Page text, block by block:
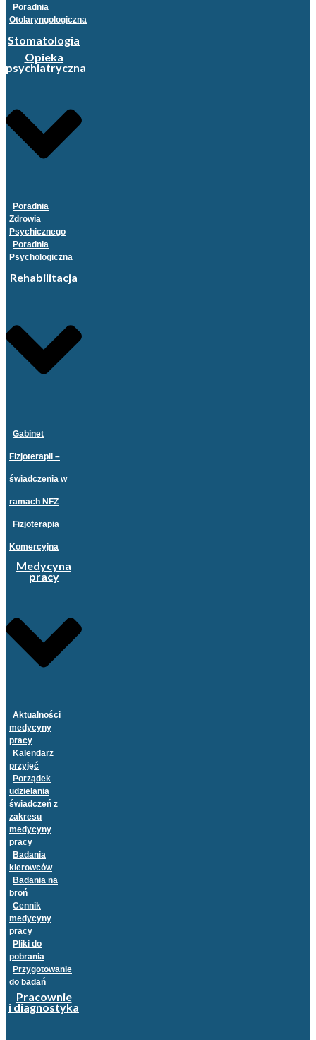
Poradnia
Otolaryngologiczna
Stomatologia
Opieka
psychiatryczna
Poradnia
Zdrowia
Psychicznego
Poradnia
Psychologiczna
Rehabilitacja
Gabinet
Fizjoterapii –
świadczenia w
ramach NFZ
Fizjoterapia
Komercyjna
Medycyna
pracy
Aktualności
medycyny
pracy
Kalendarz
przyjęć
Porządek
udzielania
świadczeń z
zakresu
medycyny
pracy
Badania
kierowców
Badania na
broń
Cennik
medycyny
pracy
Pliki do
pobrania
Przygotowanie
do badań
Pracownie
i diagnostyka